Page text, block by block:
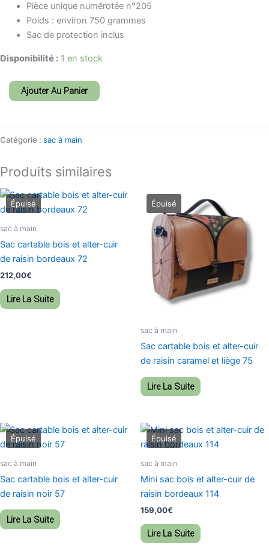
Pièce unique numérotée n°205
Poids : environ 750 grammes
Sac de protection inclus
Disponibilité : 1 en stock
Ajouter Au Panier
Catégorie : sac à main
Produits similaires
sac à main
Sac cartable bois et alter-cuir
de raisin bordeaux 72
212,00€
Lire La Suite
sac à main
Sac cartable bois et alter-cuir
de raisin caramel et liège 75
Lire La Suite
sac à main
Sac cartable bois et alter-cuir
de raisin noir 57
Lire La Suite
sac à main
Mini sac bois et alter-cuir de
raisin bordeaux 114
159,00€
Lire La Suite